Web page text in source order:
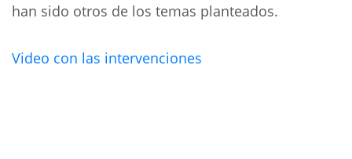
han sido otros de los temas planteados.
Video con las intervenciones